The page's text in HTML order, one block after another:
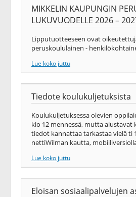
MIKKELIN KAUPUNGIN
LUKUVUODELLE 2026 –
Lipputuotteeseen ovat
peruskoululainen -
Lue koko juttu
Tiedote koulukuljetuksista
Koulukuljetuksessa olevien
klo 12 mennessä, mutta
tiedot kannattaa tarkastaa vielä ti
nettiWilman kautta,
Lue koko juttu
Eloisan sosiaalipalvelujen